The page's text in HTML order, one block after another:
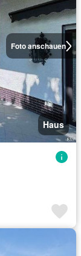
Foto anschauen
Haus